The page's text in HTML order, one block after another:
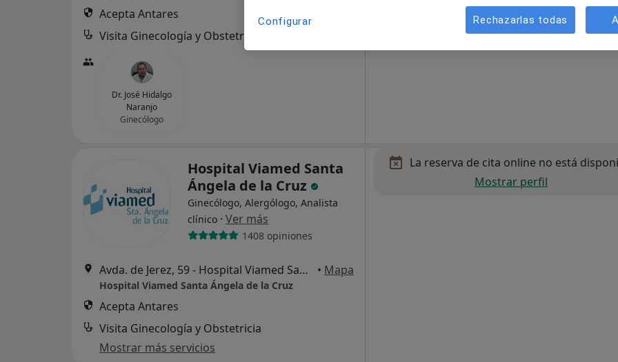
Acepta Antares
Visita Ginecología y Obstetricia
Dr. José Hidalgo
Naranjo
Ginecólogo
Hospital Viamed Santa
Ángela de la Cruz
Ginecólogo, Alergólogo, Analista
clínico · Ver más
1408 opiniones
Avda. de Jerez, 59 - Hospital Viamed Santa Ángela de la Cruz, Sevilla • Mapa
Hospital Viamed Santa Ángela de la Cruz
Acepta Antares
Visita Ginecología y Obstetricia
Mostrar más servicios
La reserva de cita online no está
Mostrar perfil
Configurar Rechazarlas todas